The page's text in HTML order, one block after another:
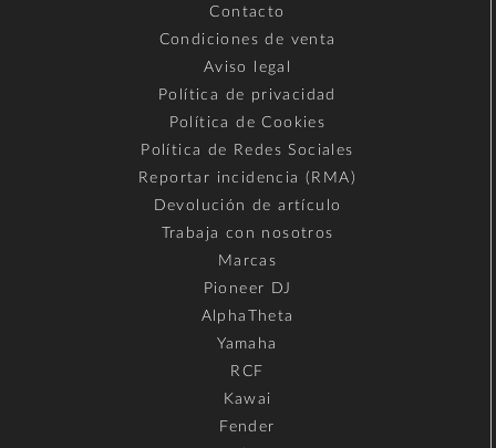
Contacto
Condiciones de venta
Aviso legal
Política de privacidad
Política de Cookies
Política de Redes Sociales
Reportar incidencia (RMA)
Devolución de artículo
Trabaja con nosotros
Marcas
Pioneer DJ
AlphaTheta
Yamaha
RCF
Kawai
Fender